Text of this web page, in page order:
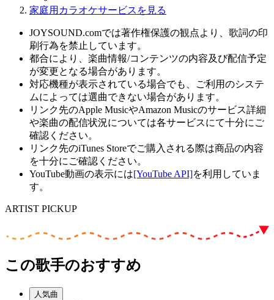
家庭用カラオケサービスを見る
JOYSOUND.comでは著作権保護の観点より、歌詞の印
刷行為を禁止しています。
都合により、楽曲情報/コンテンツの内容及び配信予定
が変更となる場合があります。
対応機種が表示されている場合でも、ご利用のシステ
ムによっては選曲できない場合があります。
リンク先のApple MusicやAmazon Musicのサービス詳細
や楽曲の配信状況については各サービスにて十分にご
確認ください。
リンク先のiTunes Storeでご購入される際は商品の内容
を十分にご確認ください。
YouTube動画の表示には[YouTube API]を利用していま
す。
ARTIST PICKUP
この歌手のおすすめ
人気曲